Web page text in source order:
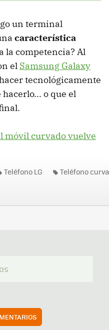
un terminal
característica
la competencia? Al
el Samsung Galaxy
tecnológicamente
o que el
móvil curvado vuelve
Teléfono LG Teléfono